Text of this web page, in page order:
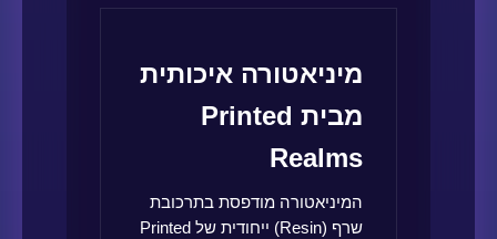
מיניאטורה איכותית
מבית Printed
Realms
המיניאטורה מודפסת בתרכובת
שרף (Resin) ייחודית של Printed